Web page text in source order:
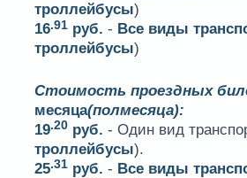
троллейбусы)
16.91 руб. - Все виды
троллейбусы)
Стоимость проездных
месяца(полмесяца):
19.20 руб. - Один вид
троллейбусы).
25.31 руб. - Все виды